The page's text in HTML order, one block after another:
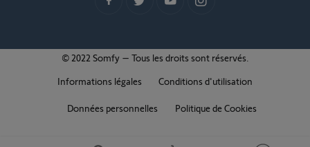
© 2022 Somfy – Tous les droits sont réservés.
Informations légales
Conditions d'utilisation
Données personnelles Politique de Cookies